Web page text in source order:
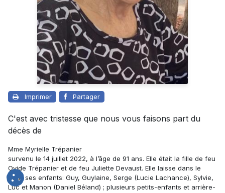
Imprimer Partager
C'est avec tristesse que nous vous faisons part du
décès de
Mme Myrielle Trépanier
survenu le 14 juillet 2022, à l’âge de 91 ans. Elle était la fille de feu
Ovide Trépanier et de feu Juliette Devaust. Elle laisse dans le
deuil ses enfants: Guy, Guylaine, Serge (Lucie Lachance), Sylvie,
Luc et Manon (Daniel Béland) ; plusieurs petits-enfants et arrière-